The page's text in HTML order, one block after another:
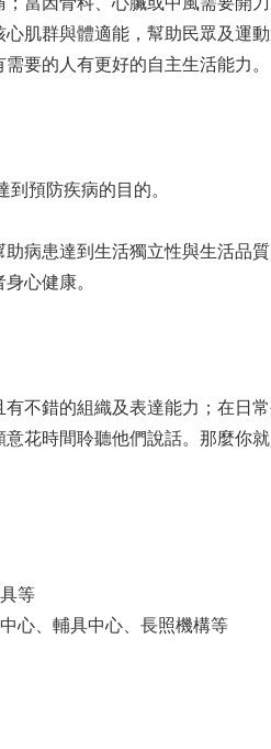
肌群與體適能，幫助民眾及運
要的人有更好的自主生活能力。
預防疾病的目的。
病患達到生活獨立性與生活品質
心健康。
不錯的組織及表達能力；在日
花時間聆聽他們說話。那麼你就
等
心、輔具中心、長照機構等